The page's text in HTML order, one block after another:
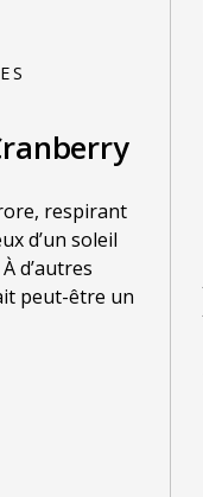
respirant
d’un soleil
d’autres
peut-être un